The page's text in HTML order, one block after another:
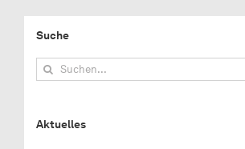
Suche
Suche
nach:
Aktuelles